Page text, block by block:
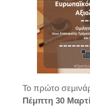
Το πρώτο
Πέμπτη 30